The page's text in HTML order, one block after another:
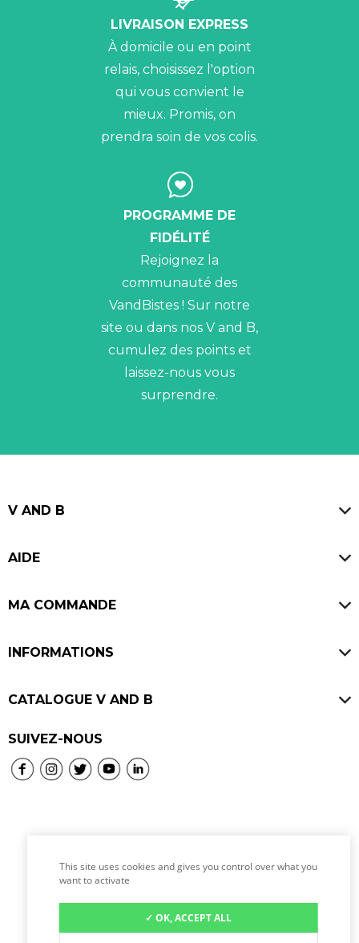
LIVRAISON EXPRESS
À domicile ou en point
relais, choisissez l'option
qui vous convient le
mieux. Promis, on
prendra soin de vos colis.
PROGRAMME DE
FIDÉLITÉ
Rejoignez la
communauté des
VandBistes ! Sur notre
site ou dans nos V and B,
cumulez des points et
laissez-nous vous
surprendre.
V AND B
Offres d'emploi
AIDE
MA COMMANDE
SAV & Retours
INFORMATIONS
CGV
Politique de confidentialité
CATALOGUE V AND B
Bières
Vins
Location de tireuse à bière
SUIVEZ-NOUS
L’abus d’alcool est dangereux pour la santé, à
consommer avec modération.
This site uses cookies and gives you control over what you
want to activate
✓ OK, ACCEPT ALL